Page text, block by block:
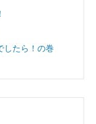
したら！の巻